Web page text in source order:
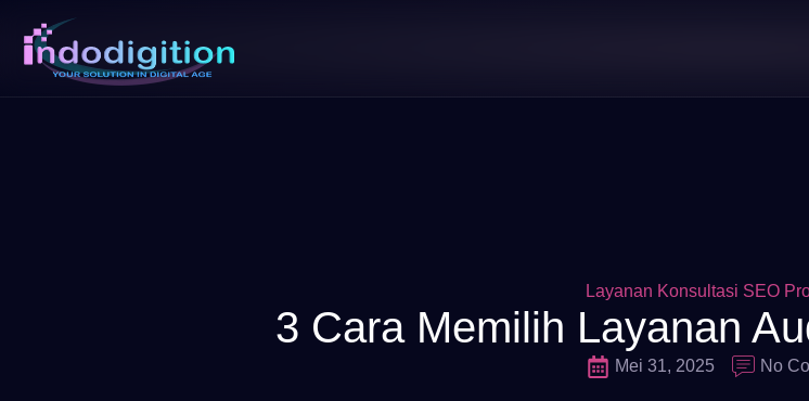
Layanan Konsultasi SEO
3 Cara Memilih Layanan
Mei 31, 2025 No